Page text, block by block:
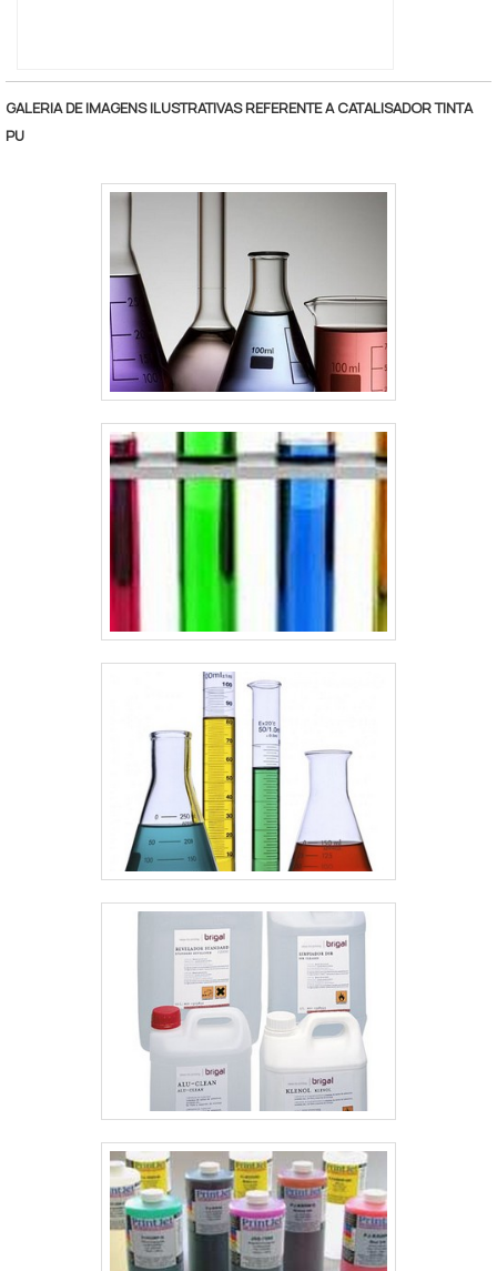
GALERIA DE IMAGENS ILUSTRATIVAS REFERENTE A CATALISADOR TINTA
PU